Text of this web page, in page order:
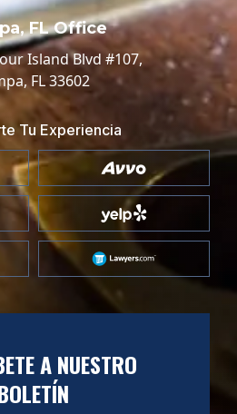
FL Office
Island Blvd #107,
FL 33602
Tu Experiencia
A NUESTRO